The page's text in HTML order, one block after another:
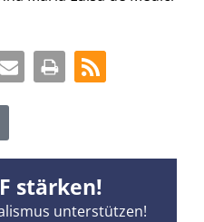
stärken!
unterstützen!